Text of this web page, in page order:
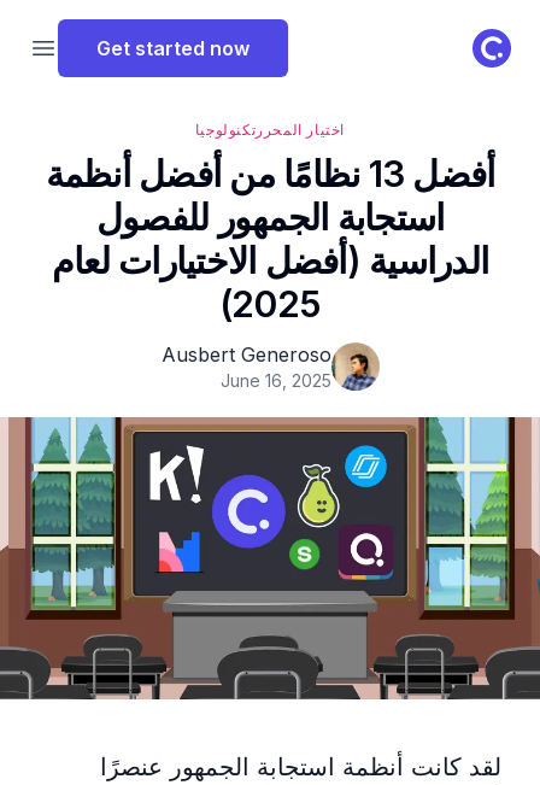
ClassPoint Logo
Get started now
اختيار المحرر تكنولوجيا
أفضل 13 نظامًا من أفضل أنظمة
استجابة الجمهور للفصول
الدراسية (أفضل الاختيارات لعام
2025)
Ausbert Generoso
June 16, 2025
لقد كانت أنظمة استجابة الجمهور عنصرًا